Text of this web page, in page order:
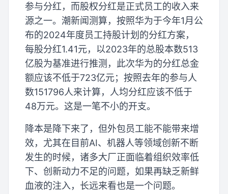
参与分红，而股权分红是正式员工的收入来
源之一。潮新闻测算，按照华为于今年1月公
布的2024年度员工持股计划的分红方案，
每股分红1.41元，以2023年的总股本数513
亿股为基准进行推测，此次华为的分红总金
额应该不低于723亿元；按照去年的参与人
数151796人来计算，人均分红应该不低于
48万元。这是一笔不小的开支。
降本是降下来了，但外包员工能不能带来增
效，尤其在目前AI、机器人等领域创新不断
发生的时候，诸多大厂正面临着组织效率低
下、创新动力不足的问题，如果再缺乏新鲜
血液的注入，长远来看也是一个问题。